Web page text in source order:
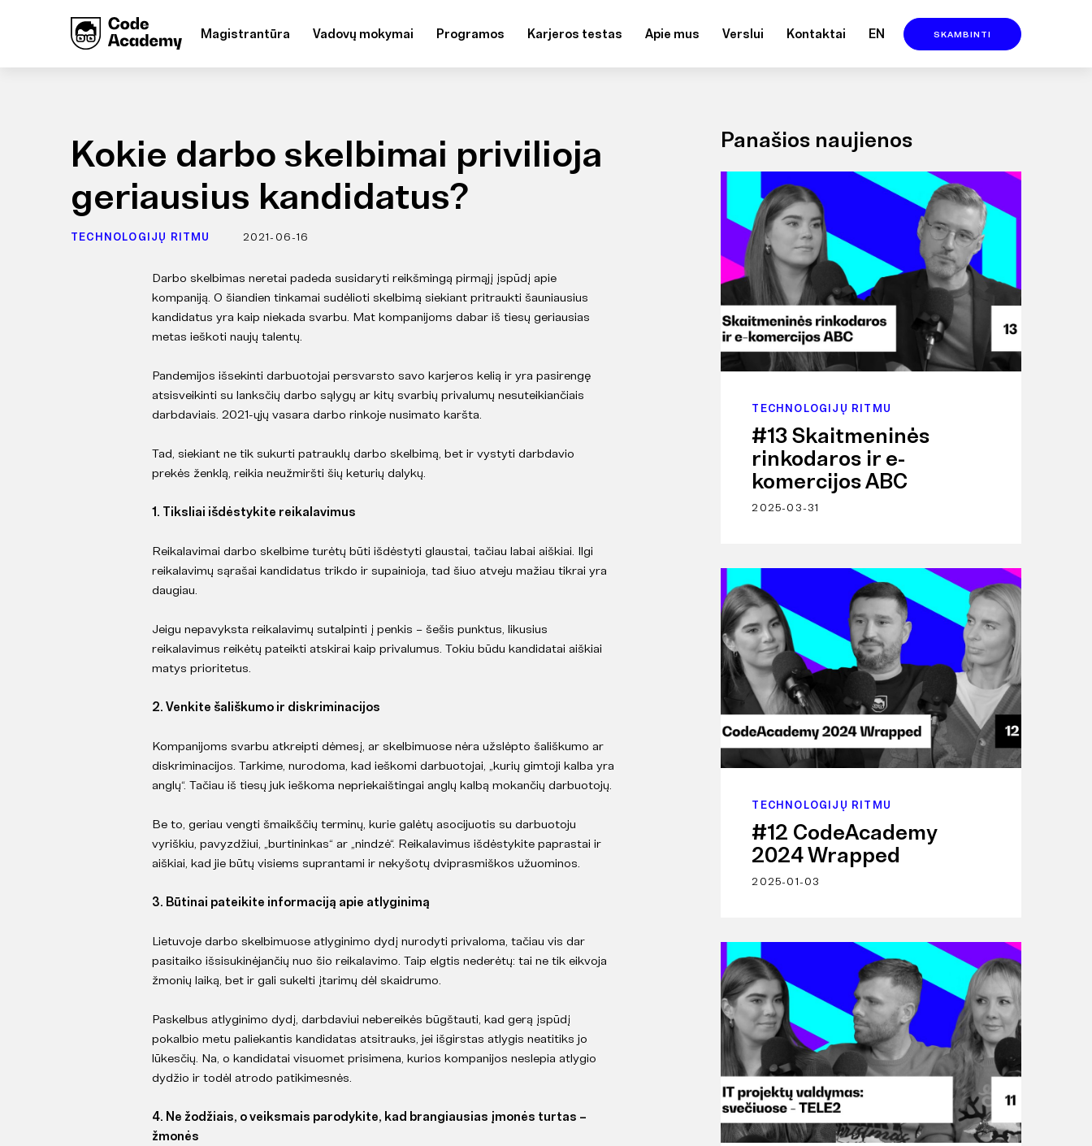
Magistrantūra Vadovų mokymai Programos Karjeros testas Apie mus Verslui Kontaktai EN SKAMBINTI
Kokie darbo skelbimai privilioja
geriausius kandidatus?
TECHNOLOGIJŲ RITMU 2021-06-16
Darbo skelbimas neretai padeda susidaryti reikšmingą pirmąjį įspūdį apie
kompaniją. O šiandien tinkamai sudėlioti skelbimą siekiant pritraukti šauniausius
kandidatus yra kaip niekada svarbu. Mat kompanijoms dabar iš tiesų geriausias
metas ieškoti naujų talentų.
Pandemijos išsekinti darbuotojai persvarsto savo karjeros kelią ir yra pasirengę
atsisveikinti su lanksčių darbo sąlygų ar kitų svarbių privalumų nesuteikiančiais
darbdaviais. 2021-ųjų vasara darbo rinkoje nusimato karšta.
Tad, siekiant ne tik sukurti patrauklų darbo skelbimą, bet ir vystyti darbdavio
prekės ženklą, reikia neužmiršti šių keturių dalykų.
1. Tiksliai išdėstykite reikalavimus
Reikalavimai darbo skelbime turėtų būti išdėstyti glaustai, tačiau labai aiškiai. Ilgi
reikalavimų sąrašai kandidatus trikdo ir supainioja, tad šiuo atveju mažiau tikrai yra
daugiau.
Jeigu nepavyksta reikalavimų sutalpinti į penkis – šešis punktus, likusius
reikalavimus reikėtų pateikti atskirai kaip privalumus. Tokiu būdu kandidatai aiškiai
matys prioritetus.
2. Venkite šališkumo ir diskriminacijos
Kompanijoms svarbu atkreipti dėmesį, ar skelbimuose nėra užslėpto šališkumo ar
diskriminacijos. Tarkime, nurodoma, kad ieškomi darbuotojai, „kurių gimtoji kalba yra
anglų“. Tačiau iš tiesų juk ieškoma nepriekaištingai anglų kalbą mokančių darbuotojų.
Be to, geriau vengti šmaikščių terminų, kurie galėtų asocijuotis su darbuotoju
vyriškiu, pavyzdžiui, „burtininkas“ ar „nindzė“. Reikalavimus išdėstykite paprastai ir
aiškiai, kad jie būtų visiems suprantami ir nekyšotų dviprasmiškos užuominos.
3. Būtinai pateikite informaciją apie atlyginimą
Lietuvoje darbo skelbimuose atlyginimo dydį nurodyti privaloma, tačiau vis dar
pasitaiko išsisukinėjančių nuo šio reikalavimo. Taip elgtis nederėtų: tai ne tik eikvoja
žmonių laiką, bet ir gali sukelti įtarimų dėl skaidrumo.
Paskelbus atlyginimo dydį, darbdaviui nebereikės būgštauti, kad gerą įspūdį
pokalbio metu paliekantis kandidatas atsitrauks, jei išgirstas atlygis neatitiks jo
lūkesčių. Na, o kandidatai visuomet prisimena, kurios kompanijos neslepia atlygio
dydžio ir todėl atrodo patikimesnės.
4. Ne žodžiais, o veiksmais parodykite, kad brangiausias įmonės turtas –
žmonės
Panašios naujienos
TECHNOLOGIJŲ RITMU
#13 Skaitmeninės
rinkodaros ir e-
komercijos ABC
2025-03-31
TECHNOLOGIJŲ RITMU
#12 CodeAcademy
2024 Wrapped
2025-01-03